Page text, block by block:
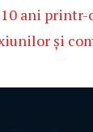
ani
și